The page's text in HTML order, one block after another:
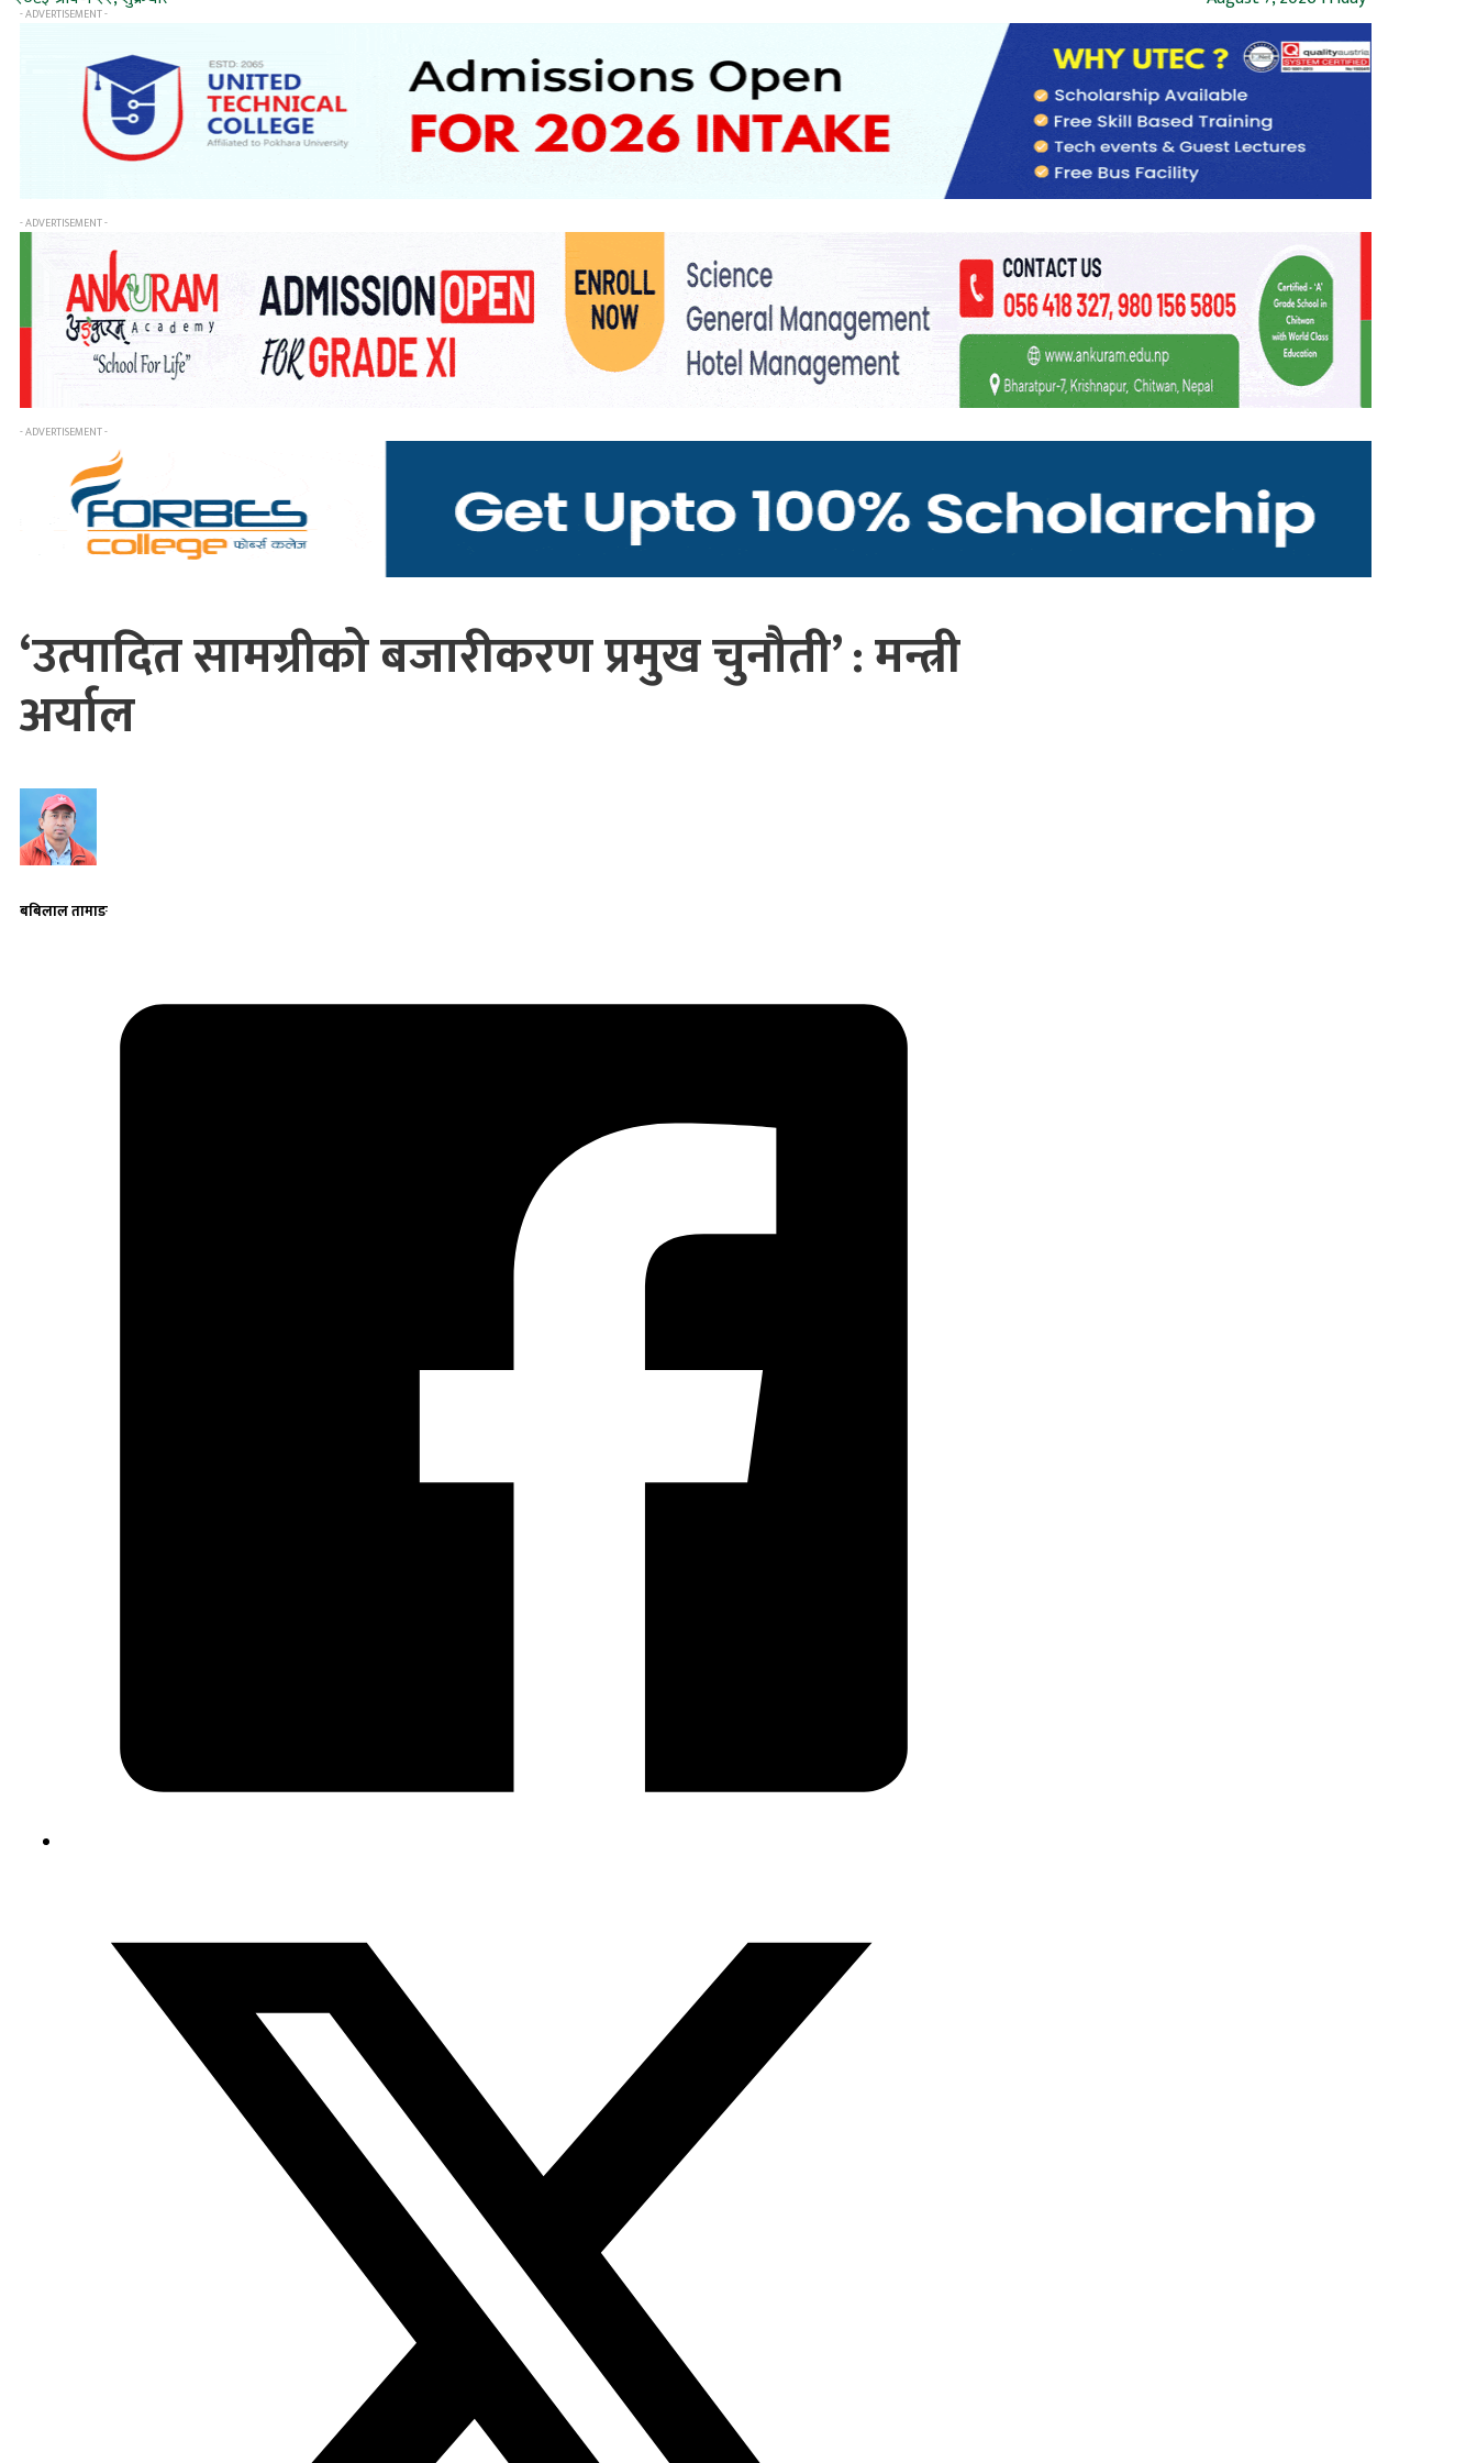
- ADVERTISEMENT -
- ADVERTISEMENT -
- ADVERTISEMENT -
‘उत्पादित सामग्रीको बजारीकरण प्रमुख चुनौती’ : मन्त्री
अर्याल
बबिलाल तामाङ